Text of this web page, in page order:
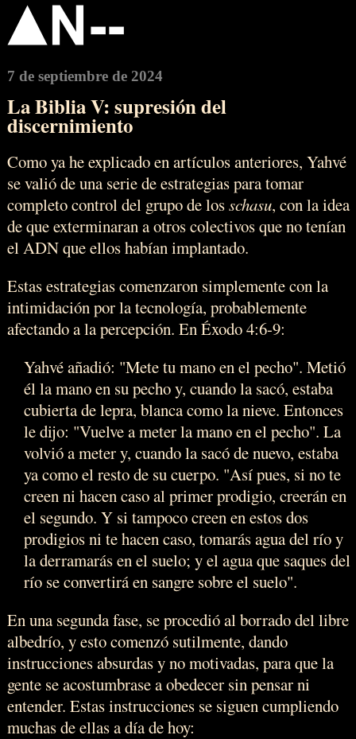
7 de septiembre de 2024
La Biblia V: supresión del
discernimiento
Como ya he explicado en artículos anteriores, Yahvé
se valió de una serie de estrategias para tomar
completo control del grupo de losschasu, con la idea
de que exterminaran a otros colectivos que no tenían
el ADN que ellos habían implantado.
Estas estrategias comenzaron simplemente con la
intimidación por la tecnología, probablemente
afectando a la percepción. En Éxodo 4:6-9:
Yahvé añadió: "Mete tu mano en el pecho". Metió
él la mano en su pecho y, cuando la sacó, estaba
cubierta de lepra, blanca como la nieve. Entonces
le dijo: "Vuelve a meter la mano en el pecho". La
volvió a meter y, cuando la sacó de nuevo, estaba
ya como el resto de su cuerpo. "Así pues, si no te
creen ni hacen caso al primer prodigio, creerán en
el segundo. Y si tampoco creen en estos dos
prodigios ni te hacen caso, tomarás agua del río y
la derramarás en el suelo; y el agua que saques del
río se convertirá en sangre sobre el suelo".
En una segunda fase, se procedió al borrado del libre
albedrío, y esto comenzó sutilmente, dando
instrucciones absurdas y no motivadas, para que la
gente se acostumbrase a obedecer sin pensar ni
entender. Estas instrucciones se siguen cumpliendo
muchas de ellas a día de hoy: